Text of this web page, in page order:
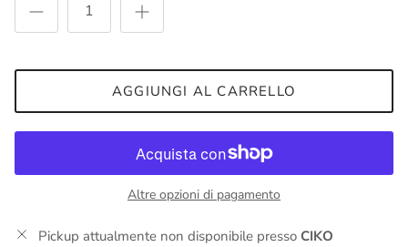
AGGIUNGI AL CARRELLO
Altre opzioni di pagamento
Pickup attualmente non disponibile presso CIKO